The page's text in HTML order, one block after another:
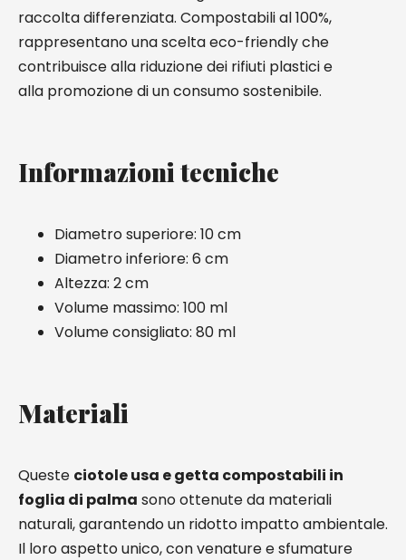
raccolta differenziata. Compostabili al 100%,
rappresentano una scelta eco-friendly che
contribuisce alla riduzione dei rifiuti plastici e
alla promozione di un consumo sostenibile.
Informazioni tecniche
Diametro superiore: 10 cm
Diametro inferiore: 6 cm
Altezza: 2 cm
Volume massimo: 100 ml
Volume consigliato: 80 ml
Materiali
Queste ciotole usa e getta compostabili in
foglia di palma sono ottenute da materiali
naturali, garantendo un ridotto impatto ambientale.
Il loro aspetto unico, con venature e sfumature